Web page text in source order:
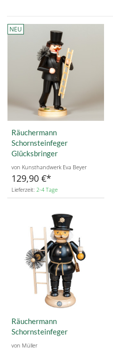
NEU
Räuchermann
Schornsteinfeger
Glücksbringer
von Kunsthandwerk Eva Beyer
129,90 €
Lieferzeit: 2-4 Tage
Räuchermann
Schornsteinfeger
von Müller